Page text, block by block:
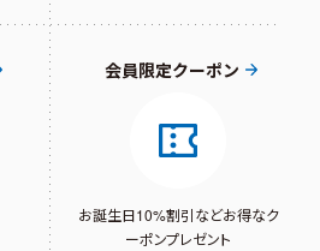
会員限定クーポン
お誕生日10%割引などお得なク
ーポンプレゼント